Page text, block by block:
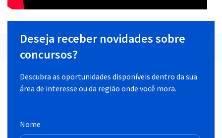
Deseja receber novidades sobre
concursos?
Descubra as oportunidades disponíveis dentro da sua
área de interesse ou da região onde você mora.
Nome